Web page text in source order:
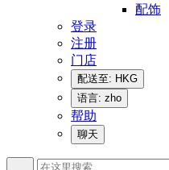
配饰
登录
注册
门店
配送至: HKG
语言: zho
帮助
聊天